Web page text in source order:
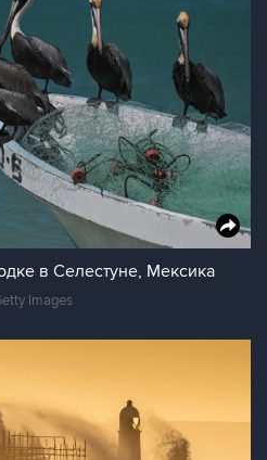
в Селестуне, Мексика
Images